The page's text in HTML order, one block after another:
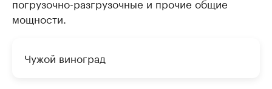
мощности.
Чужой виноград